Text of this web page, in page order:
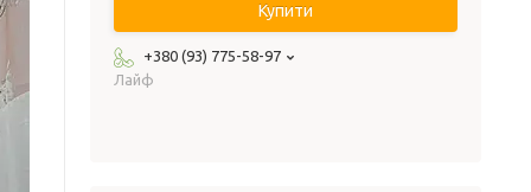
Купити
+380 (93) 775-58-97
Лайф